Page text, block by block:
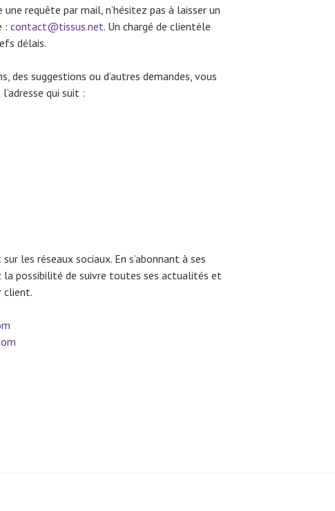
requête par mail, n’hésitez pas à laisser un
: contact@tissus.net. Un chargé de clientèle
délais.
des suggestions ou d’autres demandes, vous
qui suit :
les réseaux sociaux. En s’abonnant à ses
possibilité de suivre toutes ses actualités et
client.